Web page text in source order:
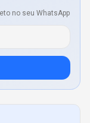
no seu WhatsApp